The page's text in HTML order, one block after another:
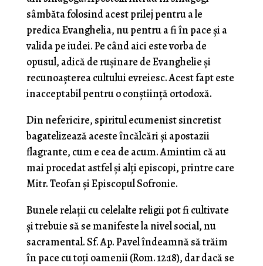
sâmbăta folosind acest prilej pentru a le
predica Evanghelia, nu pentru a fi în pace și a
valida pe iudei. Pe când aici este vorba de
opusul, adică de rușinare de Evanghelie și
recunoașterea cultului evreiesc. Acest fapt este
inacceptabil pentru o conștiință ortodoxă.
Din nefericire, spiritul ecumenist sincretist
bagatelizează aceste încălcări și apostazii
flagrante, cum e cea de acum. Amintim că au
mai procedat astfel și alți episcopi, printre care
Mitr. Teofan și Episcopul Sofronie.
Bunele relații cu celelalte religii pot fi cultivate
și trebuie să se manifeste la nivel social, nu
sacramental. Sf. Ap. Pavel îndeamnă să trăim
în pace cu toți oamenii (Rom. 12:18), dar dacă se